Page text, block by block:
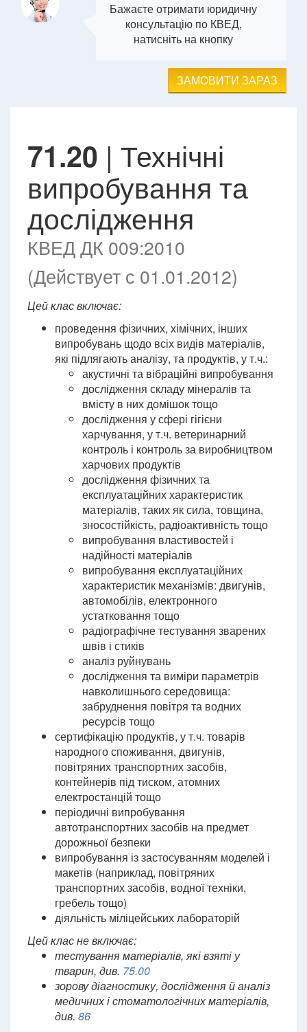
Бажаєте отримати юридичну
консультацію по КВЕД,
натисніть на кнопку
ЗАМОВИТИ ЗАРАЗ
71.20 | Технічні
випробування та
дослідження
КВЕД ДК 009:2010
(Действует с 01.01.2012)
Цей клас включає:
проведення фізичних, хімічних, інших
випробувань щодо всіх видів матеріалів,
які підлягають аналізу, та продуктів, у т.ч.:
акустичні та вібраційні випробування
дослідження складу мінералів та
вмісту в них домішок тощо
дослідження у сфері гігієни
харчування, у т.ч. ветеринарний
контроль і контроль за виробництвом
харчових продуктів
дослідження фізичних та
експлуатаційних характеристик
матеріалів, таких як сила, товщина,
зносостійкість, радіоактивність тощо
випробування властивостей і
надійності матеріалів
випробування експлуатаційних
характеристик механізмів: двигунів,
автомобілів, електронного
устатковання тощо
радіографічне тестування зварених
швів і стиків
аналіз руйнувань
дослідження та виміри параметрів
навколишнього середовища:
забруднення повітря та водних
ресурсів тощо
сертифікацію продуктів, у т.ч. товарів
народного споживання, двигунів,
повітряних транспортних засобів,
контейнерів під тиском, атомних
електростанцій тощо
періодичні випробування
автотранспортних засобів на предмет
дорожньої безпеки
випробування із застосуванням моделей і
макетів (наприклад, повітряних
транспортних засобів, водної техніки,
гребель тощо)
діяльність міліцейських лабораторій
Цей клас не включає:
тестування матеріалів, які взяті у
тварин, див. 75.00
зорову діагностику, дослідження й аналіз
медичних і стоматологічних матеріалів,
див. 86